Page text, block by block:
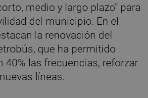
medio y largo plazo" para
del municipio. En el
la renovación del
que ha permitido
40% las frecuencias, reforzar
líneas.